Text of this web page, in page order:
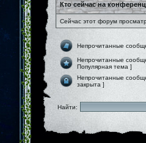
Кто сейчас на
Сейчас этот форум
Непрочитанные
Непрочитанные
Популярная тема ]
Непрочитанные
закрыта ]
Найти: